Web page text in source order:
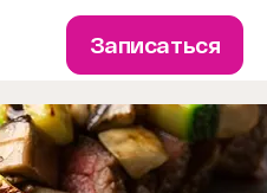
Записаться